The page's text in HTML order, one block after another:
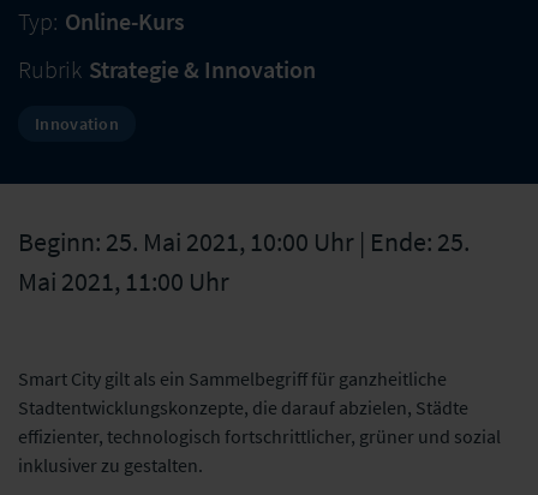
Typ: Online-Kurs
Rubrik Strategie & Innovation
Innovation
Beginn: 25. Mai 2021, 10:00 Uhr | Ende: 25.
Mai 2021, 11:00 Uhr
Smart City gilt als ein Sammelbegriff für ganzheitliche
Stadtentwicklungskonzepte, die darauf abzielen, Städte
effizienter, technologisch fortschrittlicher, grüner und sozial
inklusiver zu gestalten.